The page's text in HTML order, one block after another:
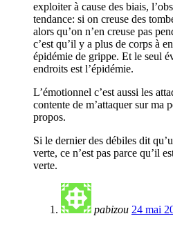
exploiter à cause des biais,
tendance: si on creuse des
alors qu’on n’en creuse pas
c’est qu’il y a plus de corps à
épidémie de grippe. Et le seul
endroits est l’épidémie.
L’émotionnel c’est aussi les
contente de m’attaquer sur ma
propos.
Si le dernier des débiles dit
verte, ce n’est pas parce qu’il
verte.
pabizou 24 mai